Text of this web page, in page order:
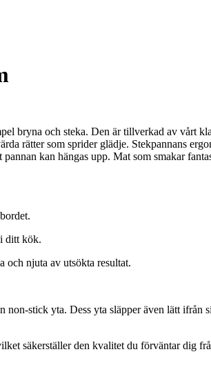
bryna och steka. Den är tillverkad av vårt
rätter som sprider glädje. Stekpannans
kan hängas upp. Mat som smakar
ditt kök.
och njuta av utsökta resultat.
stick yta. Dess yta släpper även lätt
säkerställer den kvalitet du förväntar dig